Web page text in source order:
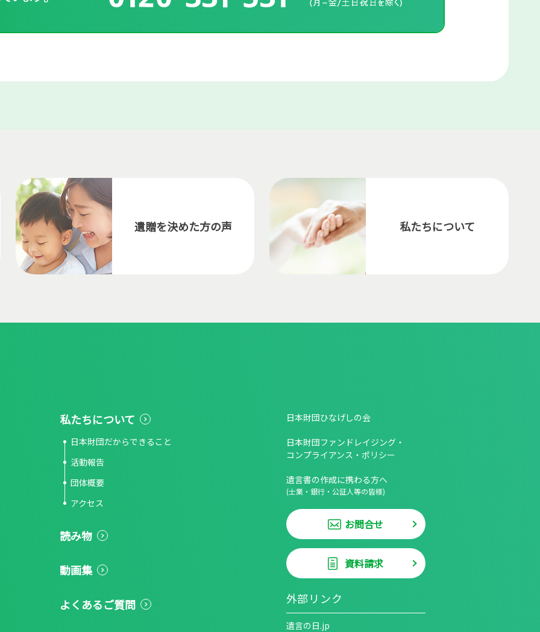
遺贈を決めた方の声 私たちについて
私たちについて
日本財団だからできること
活動報告
団体概要
アクセス
読み物
動画集
よくあるご質問
日本財団ひなげしの会
日本財団ファンドレイジング・
コンプライアンス・ポリシー
遺言書の作成に携わる方へ
(士業・銀行・公証人等の皆様)
お問合せ
資料請求
外部リンク
遺言の日.jp